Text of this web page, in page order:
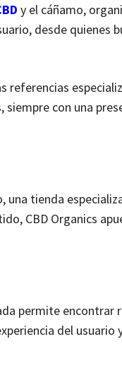
y el cáñamo,
desde quienes
referencias
con una
una tienda
CBD Organics
permite encontrar
del usuario